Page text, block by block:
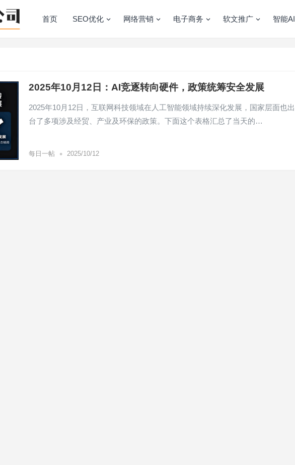
首页 SEO优化 网络营销 电子商务 软文推广 智能AI
2025年10月12日：AI竞逐转向硬件，政策统筹安全发展
2025年10月12日，互联网科技领域在人工智能领域持续深化发展，国家层面也出
台了多项涉及经贸、产业及环保的政策。下面这个表格汇总了当天的…
每日一帖 • 2025/10/12